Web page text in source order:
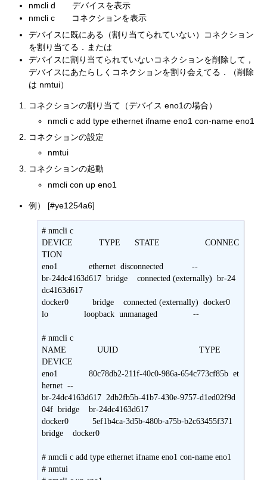
nmcli d デバイスを表示
nmcli c コネクションを表示
デバイスに既にある（割り当てられていない）コネクション
を割り当てる．または
デバイスに割り当てられていないコネクションを削除して，
デバイスにあたらしくコネクションを割り会えてる．（削除
は nmtui）
コネクションの割り当て（デバイス eno1の場合）
nmcli c add type ethernet ifname eno1 con-name eno1
コネクションの設定
nmtui
コネクションの起動
nmcli con up eno1
例） [#ye1254a6]
# nmcli c
DEVICE           TYPE      STATE                   CONNEC
TION
eno1             ethernet  disconnected            --
br-24dc4163d617  bridge    connected (externally)  br-24
dc4163d617
docker0          bridge    connected (externally)  docker0
lo               loopback  unmanaged               --
# nmcli c
NAME             UUID                                  TYPE
DEVICE
eno1             80c78db2-211f-40c0-986a-654c773cf85b  et
hernet  --
br-24dc4163d617  2db2fb5b-41b7-430e-9757-d1ed02f9d
04f  bridge    br-24dc4163d617
docker0          5ef1b4ca-3d5b-480b-a75b-b2c63455f371
bridge    docker0
# nmcli c add type ethernet ifname eno1 con-name eno1
# nmtui